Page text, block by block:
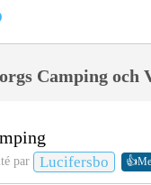
Camping och
par Lucifersbo 👍